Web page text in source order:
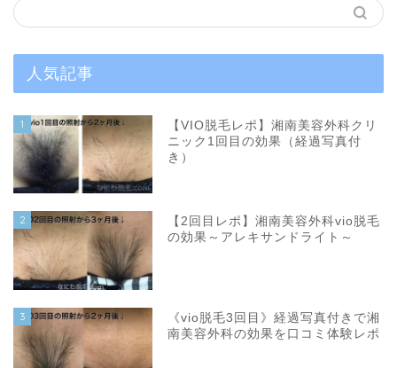
人気記事
1
【VIO脱毛レポ】湘南美容外科クリ
ニック1回目の効果（経過写真付
き）
2
【2回目レポ】湘南美容外科vio脱毛
の効果～アレキサンドライト～
3
《vio脱毛3回目》経過写真付きで湘
南美容外科の効果を口コミ体験レポ